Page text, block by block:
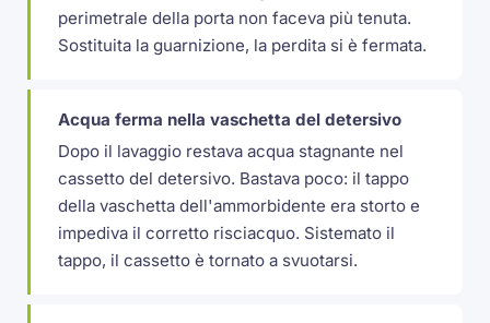
perimetrale della porta non faceva più tenuta.
Sostituita la guarnizione, la perdita si è fermata.
Acqua ferma nella vaschetta del detersivo
Dopo il lavaggio restava acqua stagnante nel
cassetto del detersivo. Bastava poco: il tappo
della vaschetta dell'ammorbidente era storto e
impediva il corretto risciacquo. Sistemato il
tappo, il cassetto è tornato a svuotarsi.